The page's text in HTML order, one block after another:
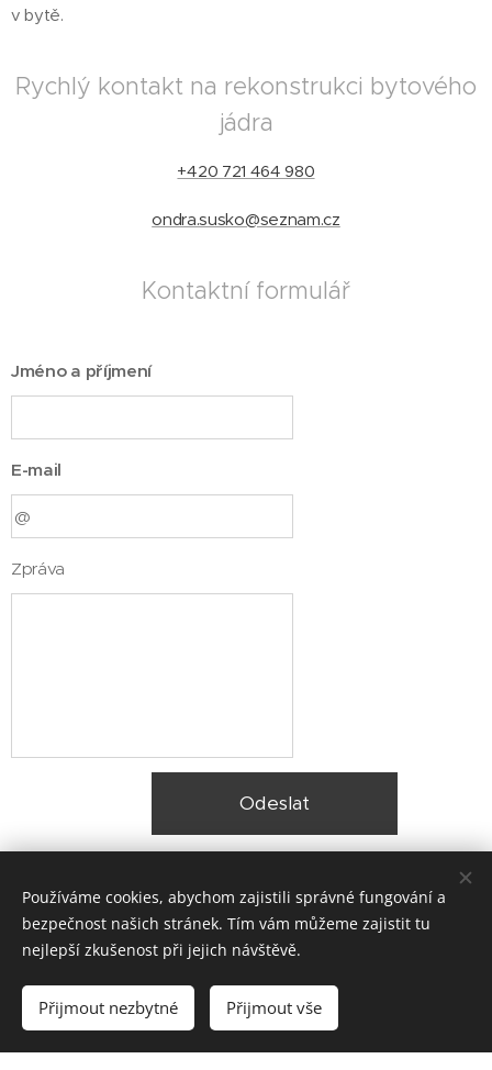
v bytě.
Rychlý kontakt na rekonstrukci bytového
jádra
+420 721 464 980
ondra.susko@seznam.cz
Kontaktní formulář
Jméno a příjmení
E-mail
Zpráva
Odeslat
© 2025 Zateplení fasády Praha |Lokality
Vytvořeno službou Webnode
Používáme cookies, abychom zajistili správné fungování a
bezpečnost našich stránek. Tím vám můžeme zajistit tu
nejlepší zkušenost při jejich návštěvě.
Přijmout nezbytné Přijmout vše